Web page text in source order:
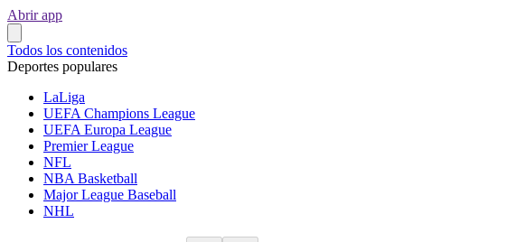
Abrir app
Todos los contenidos
Deportes populares
LaLiga
UEFA Champions League
UEFA Europa League
Premier League
NFL
NBA Basketball
Major League Baseball
NHL